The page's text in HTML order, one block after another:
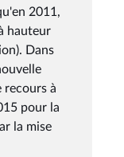
2011,
hauteur
Dans
recours à
pour la
la mise